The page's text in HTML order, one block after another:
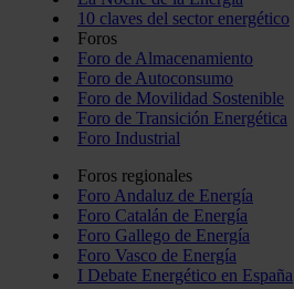
10 claves del sector energético
Foros
Foro de Almacenamiento
Foro de Autoconsumo
Foro de Movilidad Sostenible
Foro de Transición Energética
Foro Industrial
Foros regionales
Foro Andaluz de Energía
Foro Catalán de Energía
Foro Gallego de Energía
Foro Vasco de Energía
I Debate Energético en España